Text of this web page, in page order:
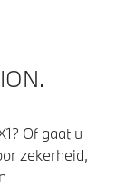
Of gaat u
zekerheid,